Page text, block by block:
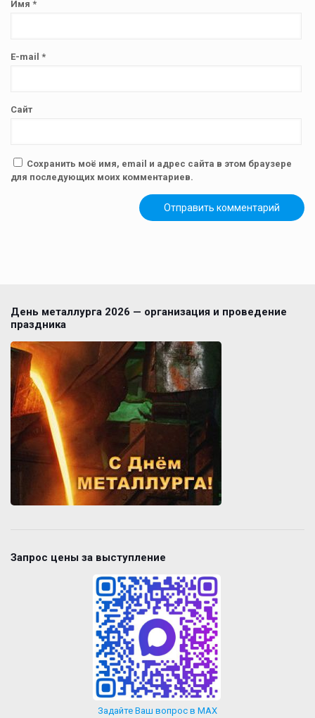
Имя *
E-mail *
Сайт
Сохранить моё имя, email и адрес сайта в этом браузере
для последующих моих комментариев.
День металлурга 2026 — организация и проведение
праздника
Запрос цены за выступление
Задайте Ваш вопрос в MAX